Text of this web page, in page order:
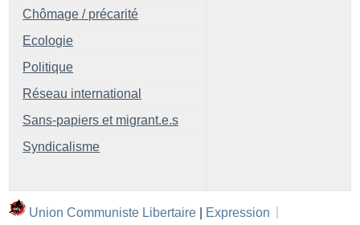
Chômage / précarité
Ecologie
Politique
Réseau international
Sans-papiers et migrant.e.s
Syndicalisme
Union Communiste Libertaire | Expression